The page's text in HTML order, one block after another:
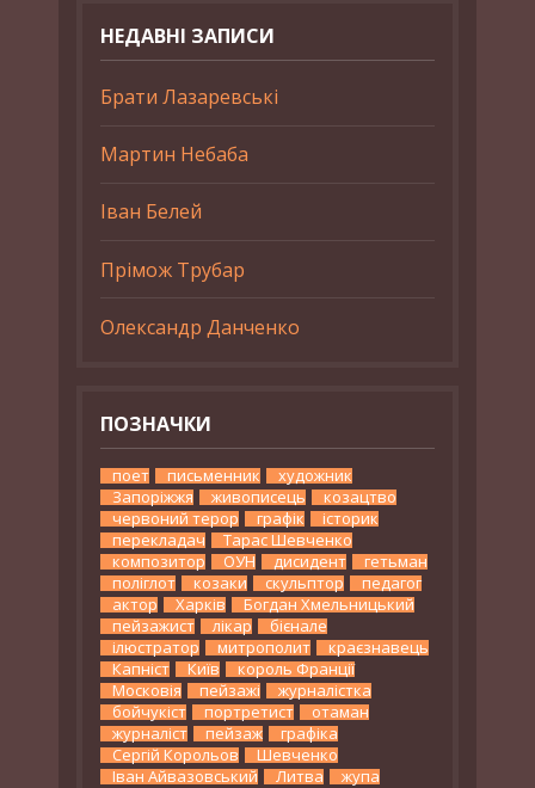
НЕДАВНІ ЗАПИСИ
Брати Лазаревські
Мартин Небаба
Іван Белей
Прімож Трубар
Олександр Данченко
ПОЗНАЧКИ
поет письменник
художник
Запоріжжя
живописець
козацтво
червоний терор
графік
історик
перекладач
Тарас Шевченко
композитор
ОУН дисидент
гетьман
поліглот
козаки скульптор
педагог
актор
Харків
Богдан Хмельницький
пейзажист
лікар
бієнале
ілюстратор
митрополит
краєзнавець
Капніст
Київ
король Франції
Московія
пейзажі
журналістка
бойчукіст
портретист
отаман
журналіст
пейзаж
графіка
Сергій Корольов
Шевченко
Іван Айвазовський
Литва жупа